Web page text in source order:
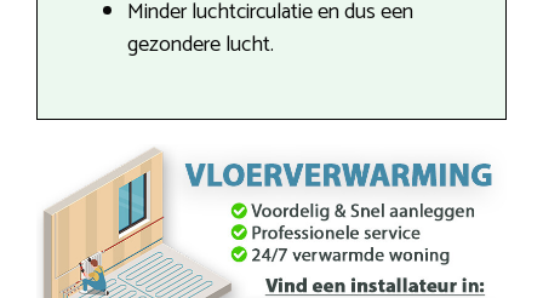
Minder luchtcirculatie en dus een
gezondere lucht.